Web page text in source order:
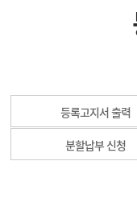
등록고지서 출력
분할납부 신청